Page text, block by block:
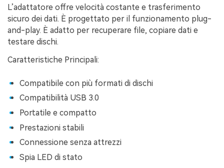
L’adattatore offre velocità costante e trasferimento
sicuro dei dati. È progettato per il funzionamento plug-
and-play. È adatto per recuperare file, copiare dati e
testare dischi.
Caratteristiche Principali:
Compatibile con più formati di dischi
Compatibilità USB 3.0
Portatile e compatto
Prestazioni stabili
Connessione senza attrezzi
Spia LED di stato